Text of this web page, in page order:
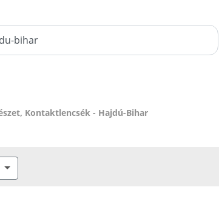
Kontaktlencsék - Hajdú-Bihar